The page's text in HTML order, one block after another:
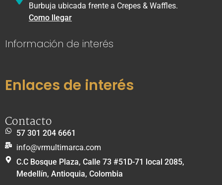
Burbuja ubicada frente a Crepes & Waffles.
Como llegar
Información de interés
Enlaces de interés
Contacto
57 301 204 6661
info@vrmultimarca.com
C.C Bosque Plaza, Calle 73 #51D-71 local 2085,
Medellín, Antioquia, Colombia